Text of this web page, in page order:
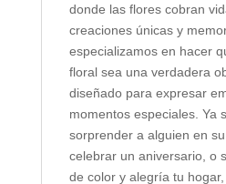
donde las flores cobran
creaciones únicas y
especializamos en hacer
floral sea una verdadera
diseñado para expresar
momentos especiales. Ya
sorprender a alguien en
celebrar un aniversario, o
de color y alegría tu